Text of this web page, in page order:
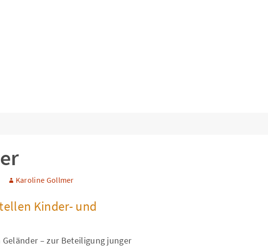
Karoline Gollmer
Kinder- und
– zur Beteiligung junger